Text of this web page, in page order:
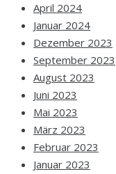
April 2024
Januar 2024
Dezember 2023
September 2023
August 2023
Juni 2023
Mai 2023
März 2023
Februar 2023
Januar 2023